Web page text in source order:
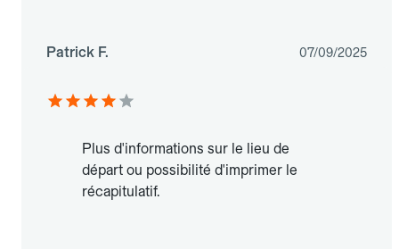
Patrick F. 07/09/2025
Plus d'informations sur le lieu de
départ ou possibilité d'imprimer le
récapitulatif.